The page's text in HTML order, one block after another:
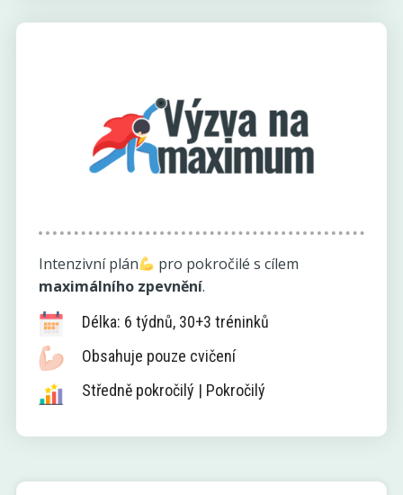
Intenzivní plán
pro pokročilé s cílem
maximálního zpevnění.
Délka: 6 týdnů, 30+3 tréninků
Obsahuje pouze cvičení
Středně pokročilý | Pokročilý